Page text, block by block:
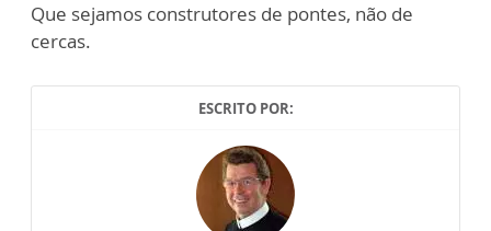
Que sejamos construtores de pontes, não de
cercas.
ESCRITO POR: